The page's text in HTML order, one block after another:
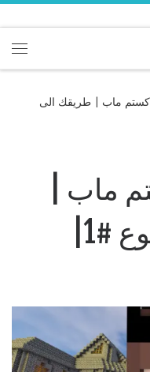
Skip to content
ماب | طريقك الى
ماب |